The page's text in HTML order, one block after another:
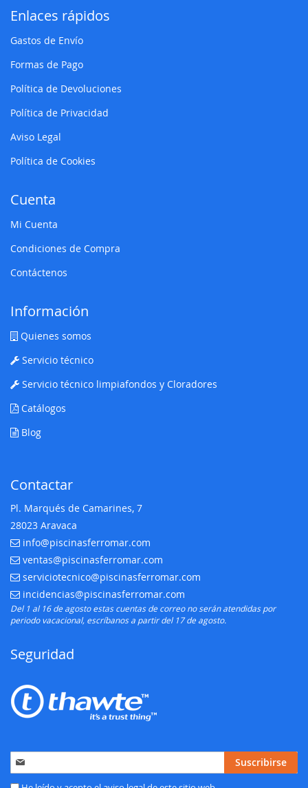
Enlaces rápidos
Gastos de Envío
Formas de Pago
Política de Devoluciones
Política de Privacidad
Aviso Legal
Política de Cookies
Cuenta
Mi Cuenta
Condiciones de Compra
Contáctenos
Información
Quienes somos
Servicio técnico
Servicio técnico limpiafondos y Cloradores
Catálogos
Blog
Contactar
Pl. Marqués de Camarines, 7
28023 Aravaca
E-mail:
info@piscinasferromar.com
E-mail:
ventas@piscinasferromar.com
E-mail:
serviciotecnico@piscinasferromar.com
E-mail:
incidencias@piscinasferromar.com
Del 1 al 16 de agosto estas cuentas de correo no serán atendidas por
periodo vacacional, escríbanos a partir del 17 de agosto.
Seguridad
Inscríbase
a
nuestro
Suscribirse